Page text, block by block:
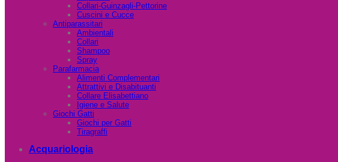
Collari-Guinzagli-Pettorine
Cuscini e Cucce
Antiparassitari
Ambientali
Collari
Shampoo
Spray
Parafarmacia
Alimenti Complementari
Attrattivi e Disabituanti
Collare Elisabettiano
Igiene e Salute
Giochi Gatti
Giochi per Gatti
Tiragraffi
Acquariologia